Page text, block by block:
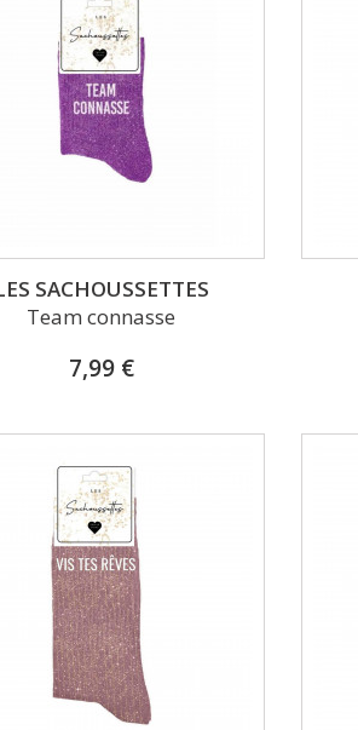
SACHOUSSETTES
Team connasse
7,99 €